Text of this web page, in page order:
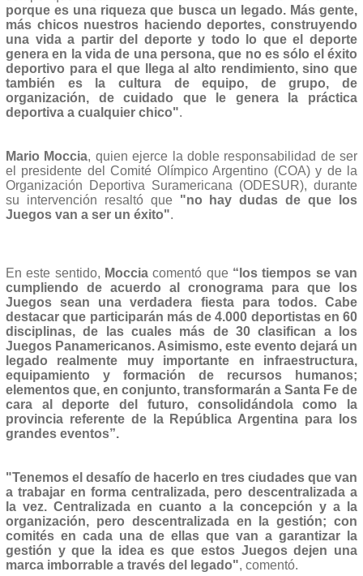
porque es una riqueza que busca un legado. Más gente,
más chicos nuestros haciendo deportes, construyendo
una vida a partir del deporte y todo lo que el deporte
genera en la vida de una persona, que no es sólo el éxito
deportivo para el que llega al alto rendimiento, sino que
también es la cultura de equipo, de grupo, de
organización, de cuidado que le genera la práctica
deportiva a cualquier chico".
Mario Moccia, quien ejerce la doble responsabilidad de ser
el presidente del Comité Olímpico Argentino (COA) y de la
Organización Deportiva Suramericana (ODESUR), durante
su intervención resaltó que "no hay dudas de que los
Juegos van a ser un éxito".
En este sentido, Mocciacomentó que“los tiempos se van
cumpliendo de acuerdo al cronograma para que los
Juegos sean una verdadera fiesta para todos. Cabe
destacar que participarán más de 4.000 deportistas en 60
disciplinas, de las cuales más de 30 clasifican a los
Juegos Panamericanos. Asimismo, este evento dejará un
legado realmente muy importante en infraestructura,
equipamiento y formación de recursos humanos;
elementos que, en conjunto, transformarán a Santa Fe de
cara al deporte del futuro, consolidándola como la
provincia referente de la República Argentina para los
grandes eventos”.
"Tenemos el desafío de hacerlo en tres ciudades que van
a trabajar en forma centralizada, pero descentralizada a
la vez. Centralizada en cuanto a la concepción y a la
organización, pero descentralizada en la gestión; con
comités en cada una de ellas que van a garantizar la
gestión y que la idea es que estos Juegos dejen una
marca imborrable a través del legado", comentó.